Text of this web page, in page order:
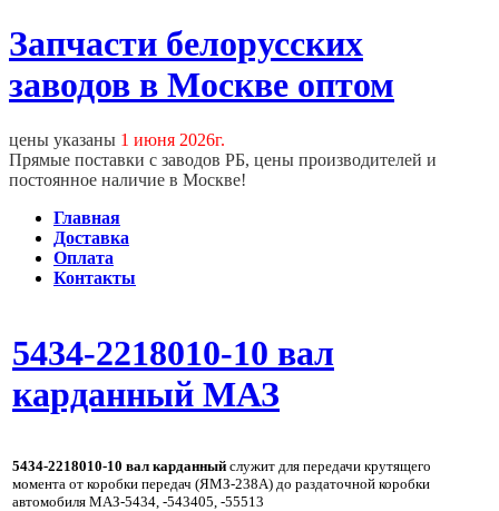
Запчасти белорусских
заводов в Москве оптом
цены указаны 1 июня 2026г.
Прямые поставки с заводов РБ, цены производителей и
постоянное наличие в Москве!
Главная
Доставка
Оплата
Контакты
5434-2218010-10 вал
карданный МАЗ
5434-2218010-10 вал карданный служит для передачи крутящего
момента от коробки передач (ЯМЗ-238А) до раздаточной коробки
автомобиля МАЗ-5434, -543405, -55513